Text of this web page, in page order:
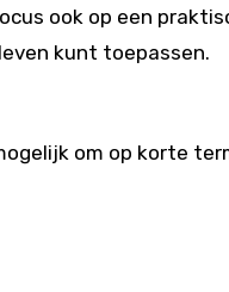
ook op een
kunt toepassen.
om op korte